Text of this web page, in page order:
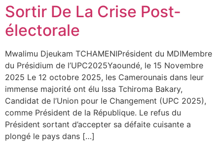
Sortir De La Crise Post-
électorale
Mwalimu Djeukam TCHAMENIPrésident du MDIMembre
du Présidium de l’UPC2025Yaoundé, le 15 Novembre
2025 Le 12 octobre 2025, les Camerounais dans leur
immense majorité ont élu Issa Tchiroma Bakary,
Candidat de l’Union pour le Changement (UPC 2025),
comme Président de la République. Le refus du
Président sortant d’accepter sa défaite cuisante a
plongé le pays dans […]